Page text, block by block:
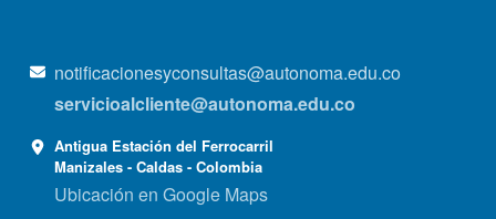
notificacionesyconsultas@autonoma.edu.co
servicioalcliente@autonoma.edu.co
Antigua Estación del Ferrocarril
Manizales - Caldas - Colombia
Ubicación en Google Maps